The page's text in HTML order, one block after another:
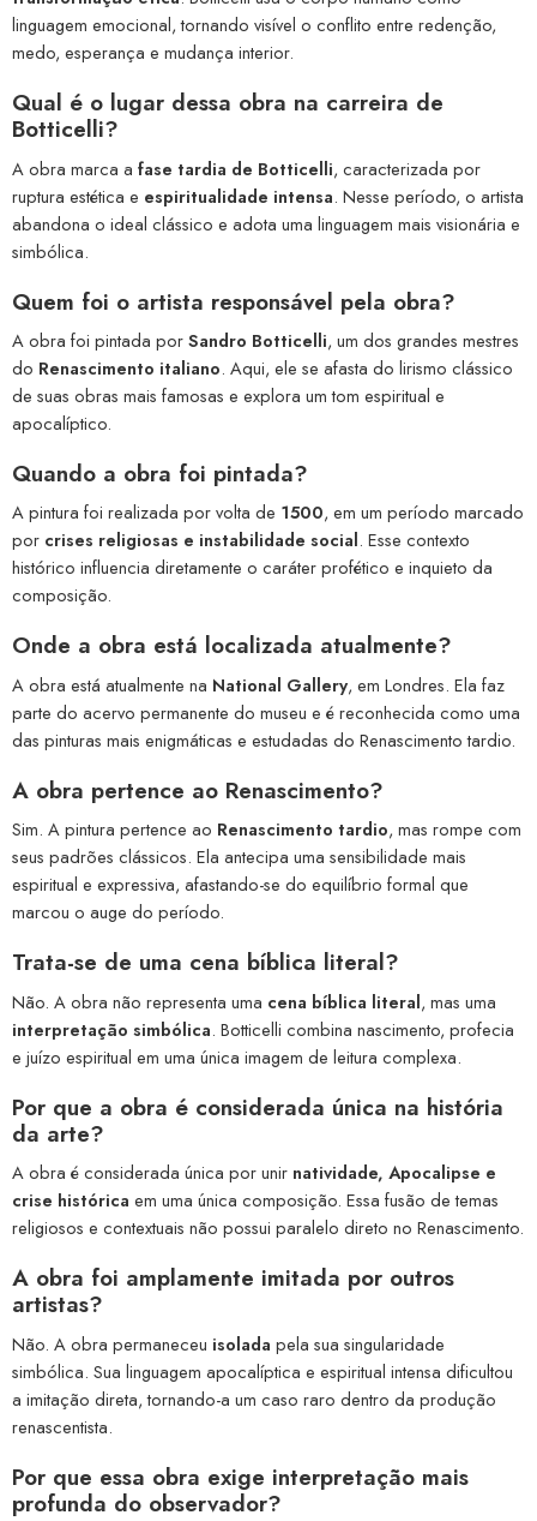
linguagem emocional, tornando visível o conflito entre redenção,
medo, esperança e mudança interior.
Qual é o lugar dessa obra na carreira de
Botticelli?
A obra marca a fase tardia de Botticelli, caracterizada por
ruptura estética e espiritualidade intensa. Nesse período, o artista
abandona o ideal clássico e adota uma linguagem mais visionária e
simbólica.
Quem foi o artista responsável pela obra?
A obra foi pintada porSandro Botticelli, um dos grandes mestres
do Renascimento italiano. Aqui, ele se afasta do lirismo clássico
de suas obras mais famosas e explora um tom espiritual e
apocalíptico.
Quando a obra foi pintada?
A pintura foi realizada por volta de 1500, em um período marcado
por crises religiosas e instabilidade social. Esse contexto
histórico influencia diretamente o caráter profético e inquieto da
composição.
Onde a obra está localizada atualmente?
A obra está atualmente na National Gallery, em Londres. Ela faz
parte do acervo permanente do museu e é reconhecida como uma
das pinturas mais enigmáticas e estudadas do Renascimento tardio.
A obra pertence ao Renascimento?
Sim. A pintura pertence ao Renascimento tardio, mas rompe com
seus padrões clássicos. Ela antecipa uma sensibilidade mais
espiritual e expressiva, afastando-se do equilíbrio formal que
marcou o auge do período.
Trata-se de uma cena bíblica literal?
Não. A obra não representa uma cena bíblica literal, mas uma
interpretação simbólica. Botticelli combina nascimento, profecia
e juízo espiritual em uma única imagem de leitura complexa.
Por que a obra é considerada única na história
da arte?
A obra é considerada única por unir natividade, Apocalipse e
crise histórica em uma única composição. Essa fusão de temas
religiosos e contextuais não possui paralelo direto no Renascimento.
A obra foi amplamente imitada por outros
artistas?
Não. A obra permaneceu isolada pela sua singularidade
simbólica. Sua linguagem apocalíptica e espiritual intensa dificultou
a imitação direta, tornando-a um caso raro dentro da produção
renascentista.
Por que essa obra exige interpretação mais
profunda do observador?